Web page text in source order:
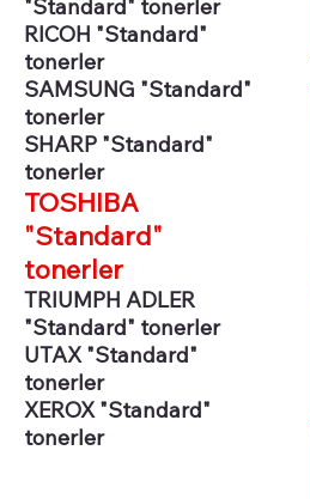
"Standard" tonerler
RICOH "Standard"
tonerler
SAMSUNG "Standard"
tonerler
SHARP "Standard"
tonerler
TOSHIBA
"Standard"
tonerler
TRIUMPH ADLER
"Standard" tonerler
UTAX "Standard"
tonerler
XEROX "Standard"
tonerler